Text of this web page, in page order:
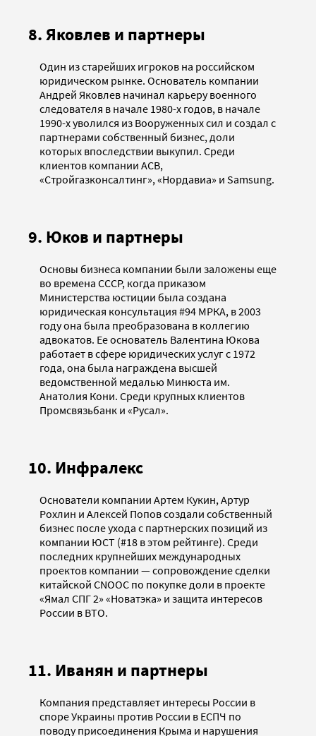
8. Яковлев и партнеры
Один из старейших игроков на российском
юридическом рынке. Основатель компании
Андрей Яковлев начинал карьеру военного
следователя в начале 1980-х годов, в начале
1990-х уволился из Вооруженных сил и создал c
партнерами собственный бизнес, доли
которых впоследствии выкупил. Среди
клиентов компании АСВ,
«Стройгазконсалтинг», «Нордавиа» и Samsung.
9. Юков и партнеры
Основы бизнеса компании были заложены еще
во времена СССР, когда приказом
Министерства юстиции была создана
юридическая консультация #94 МРКА, в 2003
году она была преобразована в коллегию
адвокатов. Ее основатель Валентина Юкова
работает в сфере юридических услуг с 1972
года, она была награждена высшей
ведомственной медалью Минюста им.
Анатолия Кони. Среди крупных клиентов
Промсвязьбанк и «Русал».
10. Инфралекс
Основатели компании Артем Кукин, Артур
Рохлин и Алексей Попов создали собственный
бизнес после ухода с партнерских позиций из
компании ЮСТ (#18 в этом рейтинге). Среди
последних крупнейших международных
проектов компании — сопровождение сделки
китайской CNOOC по покупке доли в проекте
«Ямал СПГ 2» «Новатэка» и защита интересов
России в ВТО.
11. Иванян и партнеры
Компания представляет интересы России в
споре Украины против России в ЕСПЧ по
поводу присоединения Крыма и нарушения